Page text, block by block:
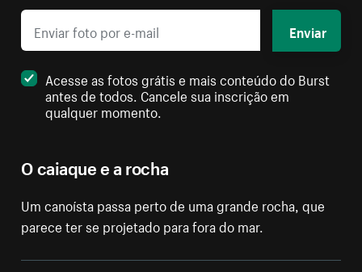
O caiaque e a rocha
Um canoísta passa perto de uma grande rocha, que
parece ter se projetado para fora do mar.
Enviar
Acesse as fotos grátis e mais conteúdo do Burst
antes de todos. Cancele sua inscrição em
qualquer momento.